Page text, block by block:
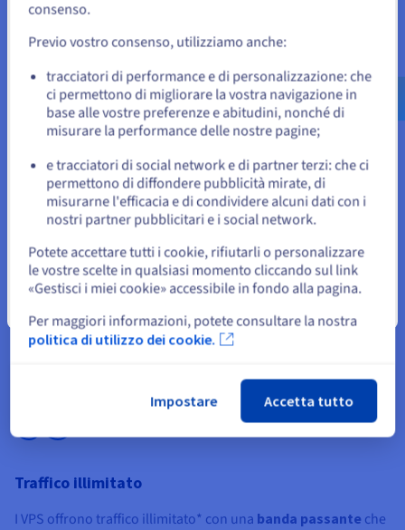
Ospita i tuoi progetti in un ambiente isolato e flessibile.
Effettuare unupgrade di configurazione in un clicè
semplice, direttamente dal tuo Spazio Cliente.
Semplicità e controllo totale
OVHcloud. Installa ladistribuzione che preferiscie gestisci i
tuoi servizi con strumenti come Plesk o cPanel.
Traffico illimitato
I VPS offrono traffico illimitato* con una banda passante che
sito web del Paese e creare un account.
Vai al sito Stati Uniti
us.ovhcloud.com/
Inglese USD - $
o
Resta sul sito web attuale
Seleziona un altro sito web
consenso.
Previo vostro consenso, utilizziamo anche:
tracciatori di performance e di personalizzazione: che
ci permettono di migliorare la vostra navigazione in
base alle vostre preferenze e abitudini, nonché di
misurare la performance delle nostre pagine;
e tracciatori di social network e di partner terzi: che ci
permettono di diffondere pubblicità mirate, di
misurarne l'efficacia e di condividere alcuni dati con i
nostri partner pubblicitari e i social network.
Potete accettare tutti i cookie, rifiutarli o personalizzare
le vostre scelte in qualsiasi momento cliccando sul link
«Gestisci i miei cookie» accessibile in fondo alla pagina.
Per maggiori informazioni, potete consultare la nostra
politica di utilizzo dei cookie.
Impostare Accetta tutto